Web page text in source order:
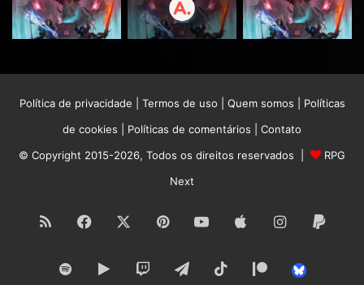
Política de privacidade Termos de uso Quem somos
Políticas
de cookies
Políticas de comentários
Contato
© Copyright 2015-2026, Todos os direitos reservados |
RPG
Next
RSS Facebook PinterestYouTubeAppleInstagram
SpotifyGoogle TwitchTelegramTikTokPatreon